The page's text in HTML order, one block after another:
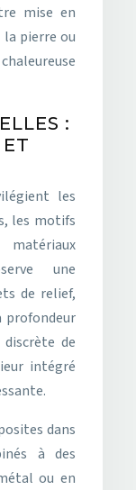
mise en
pierre ou
:
les
les motifs
une
de relief,
profondeur
de
intégré
dans
à des
ou en